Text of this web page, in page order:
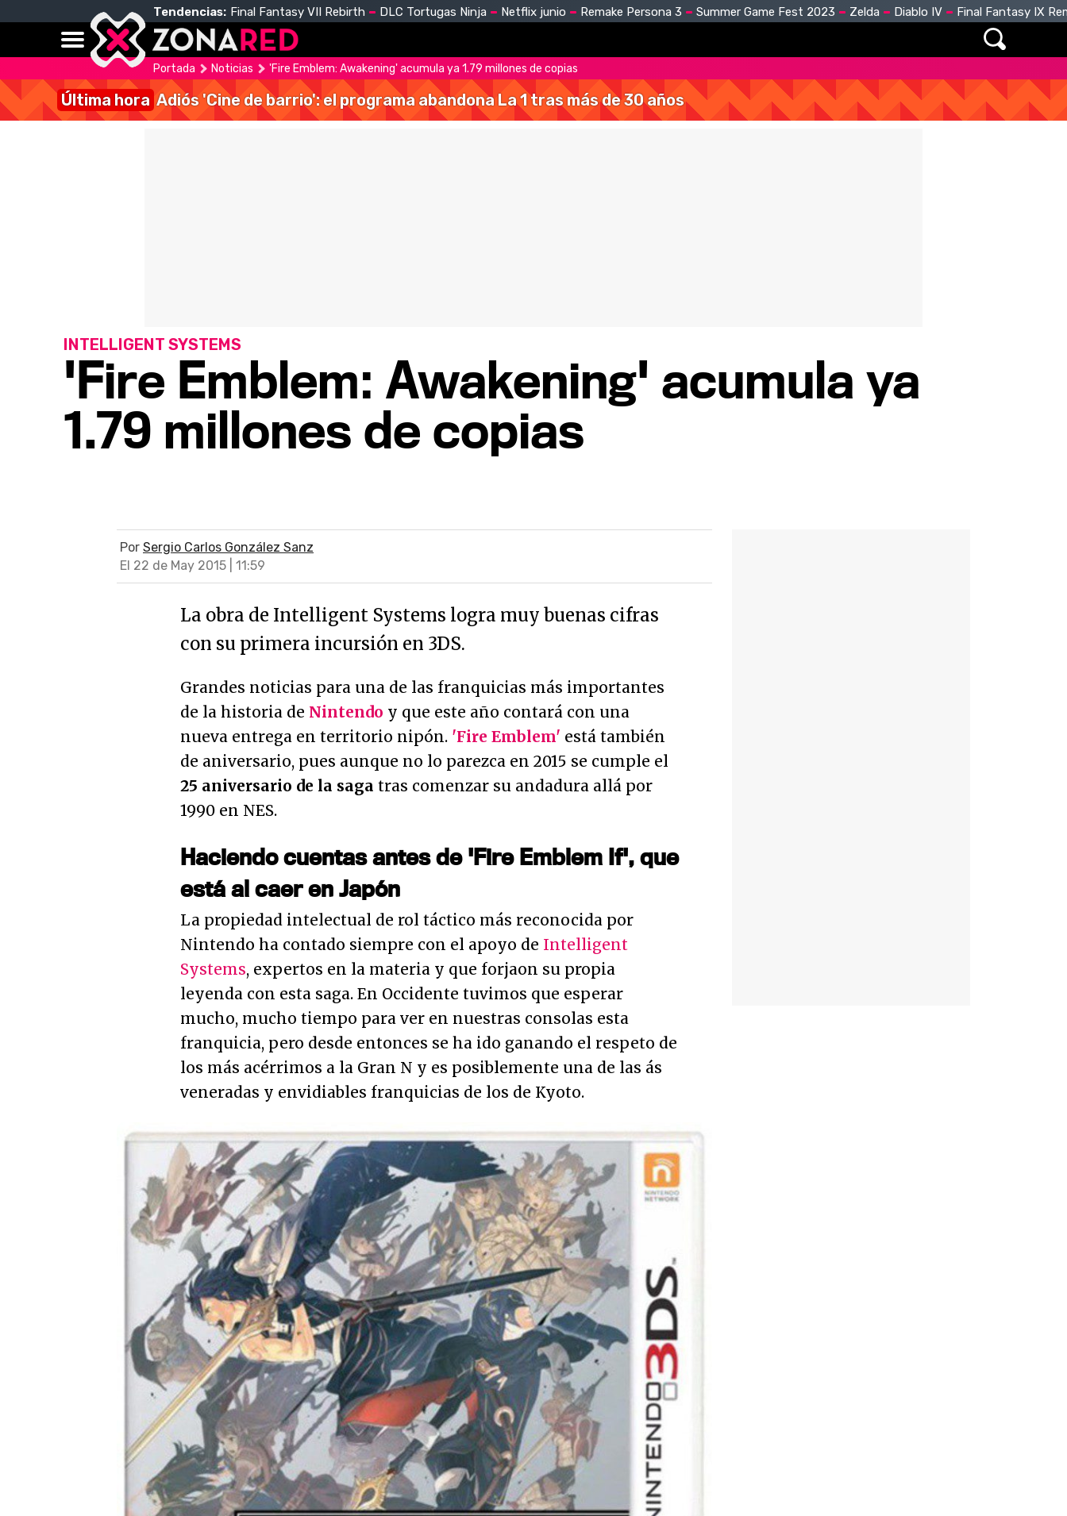
Tendencias: Final Fantasy VII Rebirth DLC Tortugas Ninja Netflix junio Remake Persona 3 Summer Game Fest 2023 Zelda Diablo IV Final Fantasy IX
Portada Noticias 'Fire Emblem: Awakening' acumula ya 1.79 millones de copias
Última hora Adiós 'Cine de barrio': el programa abandona La 1 tras más de 30 años
'Fire Emblem: Awakening' acumula ya
1.79 millones de copias
INTELLIGENT SYSTEMS
Por Sergio Carlos González Sanz
El 22 de May 2015 | 11:59
La obra de Intelligent Systems logra muy buenas cifras
con su primera incursión en 3DS.
Grandes noticias para una de las franquicias más importantes
de la historia de Nintendo y que este año contará con una
nueva entrega en territorio nipón. 'Fire Emblem' está también
de aniversario, pues aunque no lo parezca en 2015 se cumple el
25 aniversario de la saga tras comenzar su andadura allá por
1990 en NES.
Haciendo cuentas antes de 'Fire Emblem If', que
está al caer en Japón
La propiedad intelectual de rol táctico más reconocida por
Nintendo ha contado siempre con el apoyo de Intelligent
Systems, expertos en la materia y que forjaon su propia
leyenda con esta saga. En Occidente tuvimos que esperar
mucho, mucho tiempo para ver en nuestras consolas esta
franquicia, pero desde entonces se ha ido ganando el respeto de
los más acérrimos a la Gran N y es posiblemente una de las ás
veneradas y envidiables franquicias de los de Kyoto.